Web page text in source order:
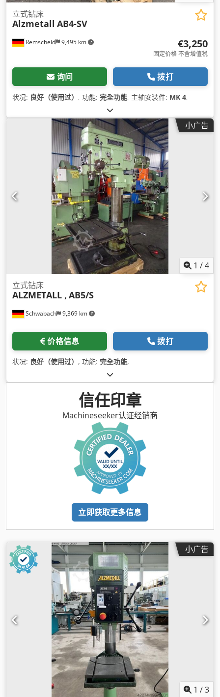
Remscheid 9,495 km
立式钻床
Alzmetall AB4-SV
€3,250
固定价格 不含增值税
询问 拨打
状况: 良好（使用过） , 功能: 完全功能, 主轴安装件: MK 4,
小广告
1 /4
Schwabach 9,369 km
立式钻床
ALZMETALL , AB5/S
价格信息 拨打
状况: 良好（使用过） , 功能: 完全功能,
信任印章
Machineseeker认证经销商
立即获取更多信息
小广告
1 /3